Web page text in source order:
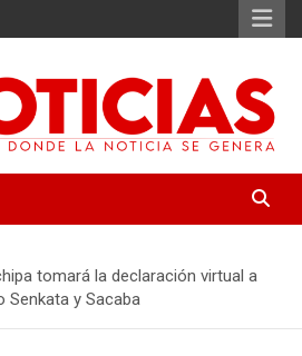
tomará la declaración virtual a
Senkata y Sacaba